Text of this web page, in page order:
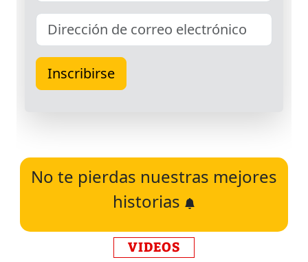
No te pierdas nuestras mejores
historias
VIDEOS